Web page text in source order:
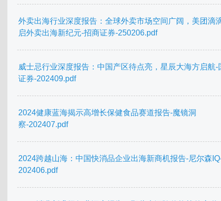
外卖出海行业深度报告：全球外卖市场空间广阔，美团滴
启外卖出海新纪元-招商证券-250206.pdf
威士忌行业深度报告：中国产区待点亮，星辰大海方启航-
证券-202409.pdf
2024健康蓝海揭示高增长保健食品赛道报告-魔镜洞
察-202407.pdf
2024跨越山海：中国快消品企业出海新商机报告-尼尔森
202406.pdf